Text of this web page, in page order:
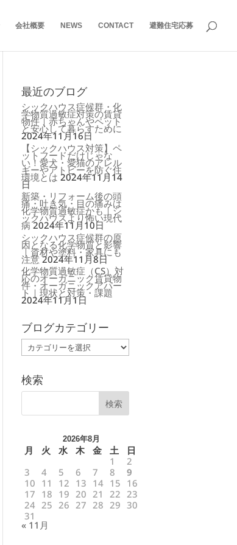
会社概要 NEWS CONTACT 避難住宅応募
最近のブログ
シックハウス症候群・化
学物質過敏症対策の賃貸
物件｜赤ちゃんやペット
と安心して暮らすために
2024年11月16日
【シックハウス対策】ペ
ットフードだけじゃな
い！愛犬・愛猫のアレル
ギーやアトピーを防ぐ住
環境とは 2024年11月14
日
新築・リフォーム後の頭
痛・吐き気・目の痛みは
化学物質過敏症かも｜シ
ックハウスより怖い現代
病 2024年11月10日
シックハウス症候群の原
因となる化学物質と影響
｜資材や塗料・家具にも
注意 2024年11月8日
化学物質過敏症（CS）対
応のオーガニック賃貸物
件・オーガニックアパー
ト｜現状と対策・課題
2024年11月1日
ブログカテゴリー
ブ
ロ
グ
ゴ
リ
ー
検索
2026年8月
月 火 水 木 金 土
日
1
2
3
4 5 6 7 8
9
10 11 12 13 14 15 16
17 18 19 20 21 22 23
24 25 26 27 28 29 30
31
« 11月